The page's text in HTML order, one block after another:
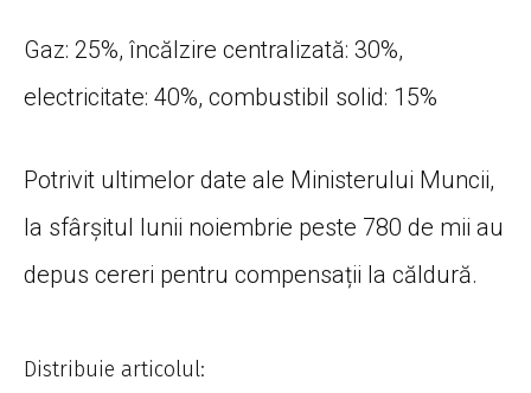
Gaz: 25%, încălzire centralizată: 30%,
electricitate: 40%, combustibil solid: 15%
Potrivit ultimelor date ale Ministerului Muncii,
la sfârșitul lunii noiembrie peste 780 de mii au
depus cereri pentru compensații la căldură.
Distribuie articolul: